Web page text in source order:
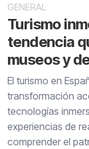
GENERAL
Turismo
tendencia
museos y
El turismo en
transformación
tecnologías
experiencias de
comprender el